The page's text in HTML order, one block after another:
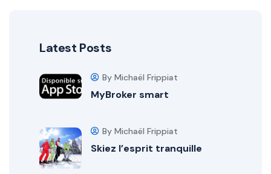
Latest Posts
MyBroker smart
By Michaël Frippiat
Skiez l’esprit tranquille
By Michaël Frippiat